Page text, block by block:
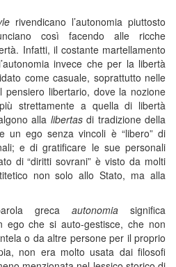
rivendicano l’autonomia piuttosto
così facendo alle ricche
Infatti, il costante martellamento
invece che per la libertà
come casuale, soprattutto nelle
pensiero libertario, dove la nozione
strettamente a quella di libertà
alla libertasdi tradizione della
un ego senza vincoli è “libero” di
e di gratificare le sue personali
di “diritti sovrani” è visto da molti
non solo allo Stato, ma alla
greca autonomia significa
ego che si auto-gestisce, che non
o da altre persone per il proprio
non era molto usata dai filosofi